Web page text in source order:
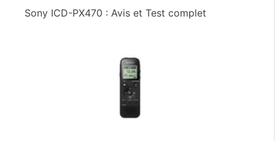
Sony ICD-PX470 : Avis et Test complet